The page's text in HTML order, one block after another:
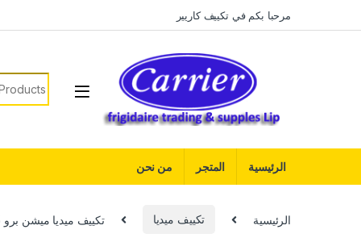
Skip to navigationمرحبا بكم في تكييف كاريير
for:
الرئيسية المتجر من نحن
الرئيسية تكييف ميديا تكييف ميديا ميشن برو 2.25 حصان بارد MSC1T-18CR-N